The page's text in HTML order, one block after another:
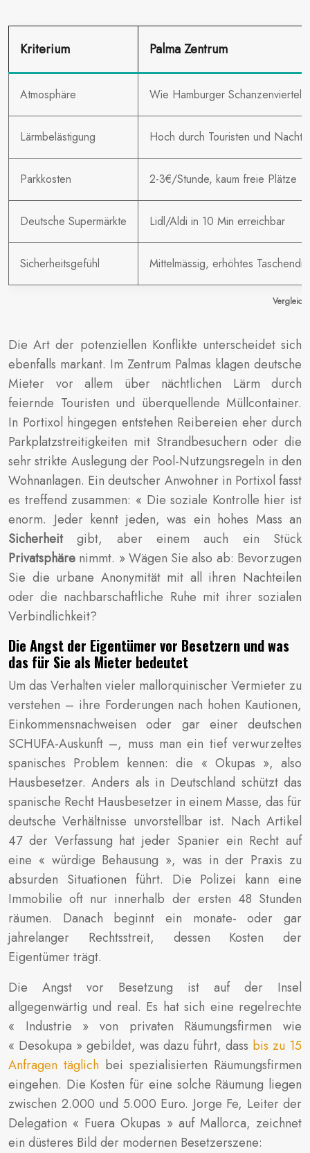
Vergleich
Kriterium Palma Zentrum
Atmosphäre Wie Hamburger Schanzenviertel
Lärmbelästigung Hoch durch Touristen und
Parkkosten 2-3€/Stunde, kaum freie Plätze
Deutsche Supermärkte Lidl/Aldi in 10 Min erreichbar
Sicherheitsgefühl Mittelmässig, erhöhtes
Die Art der potenziellen Konflikte unterscheidet sich
ebenfalls markant. Im Zentrum Palmas klagen deutsche
Mieter vor allem über nächtlichen Lärm durch
feiernde Touristen und überquellende Müllcontainer.
In Portixol hingegen entstehen Reibereien eher durch
Parkplatzstreitigkeiten mit Strandbesuchern oder die
sehr strikte Auslegung der Pool-Nutzungsregeln in den
Wohnanlagen. Ein deutscher Anwohner in Portixol fasst
es treffend zusammen: « Die soziale Kontrolle hier ist
enorm. Jeder kennt jeden, was ein hohes Mass an
Sicherheitgibt, aber einem auch ein Stück
Privatsphäre nimmt. » Wägen Sie also ab: Bevorzugen
Sie die urbane Anonymität mit all ihren Nachteilen
oder die nachbarschaftliche Ruhe mit ihrer sozialen
Verbindlichkeit?
Die Angst der Eigentümer vor Besetzern und was
das für Sie als Mieter bedeutet
Um das Verhalten vieler mallorquinischer Vermieter zu
verstehen – ihre Forderungen nach hohen Kautionen,
Einkommensnachweisen oder gar einer deutschen
SCHUFA-Auskunft –, muss man ein tief verwurzeltes
spanisches Problem kennen: die « Okupas », also
Hausbesetzer. Anders als in Deutschland schützt das
spanische Recht Hausbesetzer in einem Masse, das für
deutsche Verhältnisse unvorstellbar ist. Nach Artikel
47 der Verfassung hat jeder Spanier ein Recht auf
eine « würdige Behausung », was in der Praxis zu
absurden Situationen führt. Die Polizei kann eine
Immobilie oft nur innerhalb der ersten 48 Stunden
räumen. Danach beginnt ein monate- oder gar
jahrelanger Rechtsstreit, dessen Kosten der
Eigentümer trägt.
Die Angst vor Besetzung ist auf der Insel
allgegenwärtig und real. Es hat sich eine regelrechte
« Industrie » von privaten Räumungsfirmen wie
« Desokupa » gebildet, was dazu führt, dass bis zu 15
Anfragen täglich bei spezialisierten Räumungsfirmen
eingehen. Die Kosten für eine solche Räumung liegen
zwischen 2.000 und 5.000 Euro. Jorge Fe, Leiter der
Delegation « Fuera Okupas » auf Mallorca, zeichnet
ein düsteres Bild der modernen Besetzerszene: